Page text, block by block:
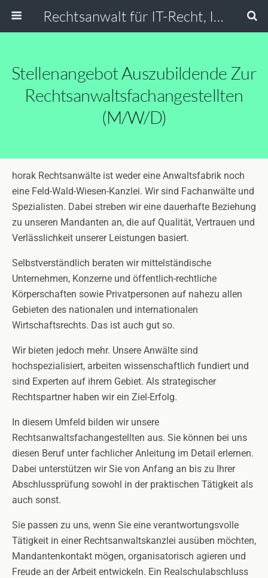
Rechtsanwalt für IT-Recht, Internetrecht, Datenschutz & Social Media
Stellenangebot Auszubildende Zur
Rechtsanwaltsfachangestellten
(m/w/d)
horak Rechtsanwälte ist weder eine Anwaltsfabrik noch
eine Feld-Wald-Wiesen-Kanzlei. Wir sind Fachanwälte und
Spezialisten. Dabei streben wir eine dauerhafte Beziehung
zu unseren Mandanten an, die auf Qualität, Vertrauen und
Verlässlichkeit unserer Leistungen basiert.
Selbstverständlich beraten wir mittelständische
Unternehmen, Konzerne und öffentlich-rechtliche
Körperschaften sowie Privatpersonen auf nahezu allen
Gebieten des nationalen und internationalen
Wirtschaftsrechts. Das ist auch gut so.
Wir bieten jedoch mehr. Unsere Anwälte sind
hochspezialisiert, arbeiten wissenschaftlich fundiert und
sind Experten auf ihrem Gebiet. Als strategischer
Rechtspartner haben wir ein Ziel-Erfolg.
In diesem Umfeld bilden wir unsere
Rechtsanwaltsfachangestellten aus. Sie können bei uns
diesen Beruf unter fachlicher Anleitung im Detail erlernen.
Dabei unterstützen wir Sie von Anfang an bis zu Ihrer
Abschlussprüfung sowohl in der praktischen Tätigkeit als
auch sonst.
Sie passen zu uns, wenn Sie eine verantwortungsvolle
Tätigkeit in einer Rechtsanwaltskanzlei ausüben möchten,
Mandantenkontakt mögen, organisatorisch agieren und
Freude an der Arbeit entwickeln. Ein Realschulabschluss